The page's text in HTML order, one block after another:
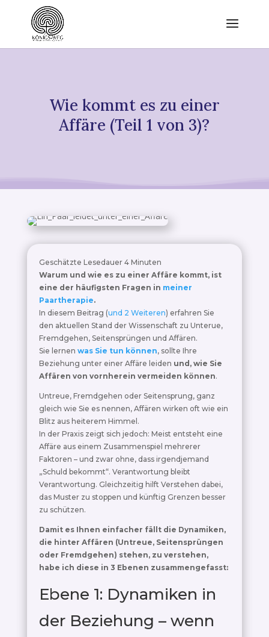
Wie kommt es zu einer
Affäre (Teil 1 von 3)?
Geschätzte Lesedauer 4 Minuten
Warum und wie es zu einer Affäre kommt, ist
eine der häufigsten Fragen in meiner
Paartherapie.
In diesem Beitrag (und 2 Weiteren) erfahren Sie
den aktuellen Stand der Wissenschaft zu Unterue,
Fremdgehen, Seitensprüngen und Affären.
Sie lernen was Sie tun können, sollte Ihre
Beziehung unter einer Affäre leiden und, wie Sie
Affären von vornherein vermeiden können.
Untreue, Fremdgehen oder Seitensprung, ganz
gleich wie Sie es nennen, Affären wirken oft wie ein
Blitz aus heiterem Himmel.
In der Praxis zeigt sich jedoch: Meist entsteht eine
Affäre aus einem Zusammenspiel mehrerer
Faktoren – und zwar ohne, dass irgendjemand
„Schuld bekommt“. Verantwortung bleibt
Verantwortung. Gleichzeitig hilft Verstehen dabei,
das Muster zu stoppen und künftig Grenzen besser
zu schützen.
Damit es Ihnen einfacher fällt die Dynamiken,
die hinter Affären (Untreue, Seitensprüngen
oder Fremdgehen) stehen, zu verstehen,
habe ich diese in 3 Ebenen zusammengefasst:
Ebene 1: Dynamiken in
der Beziehung – wenn